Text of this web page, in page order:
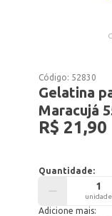
Código: 52830
Gelatina
Maracujá
R$ 21,90
Quantidade:
unidade
Adicione mais: